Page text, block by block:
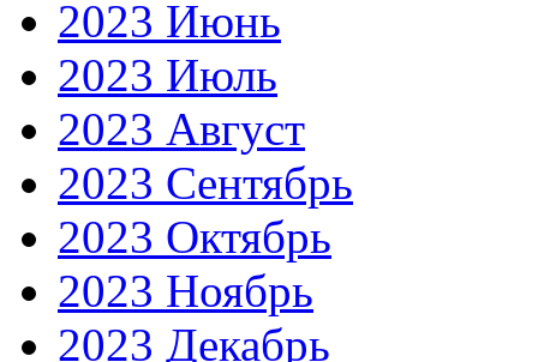
2023 Июнь
2023 Июль
2023 Август
2023 Сентябрь
2023 Октябрь
2023 Ноябрь
2023 Декабрь